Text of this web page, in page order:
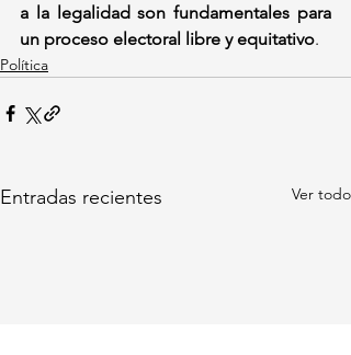
a la legalidad son fundamentales para
un proceso electoral libre y equitativo.
Política
Entradas recientes Ver todo